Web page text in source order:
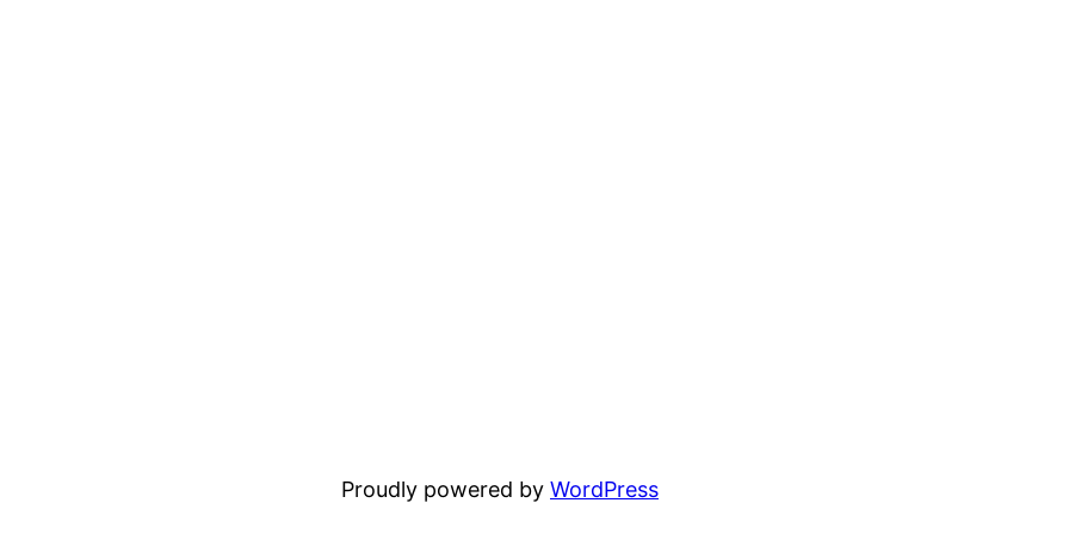
Proudly powered by WordPress